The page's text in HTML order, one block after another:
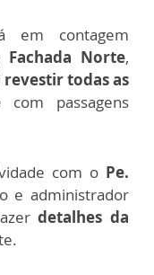
em contagem
Fachada Norte,
revestir todas as
com passagens
com o Pe.
e administrador
detalhes da